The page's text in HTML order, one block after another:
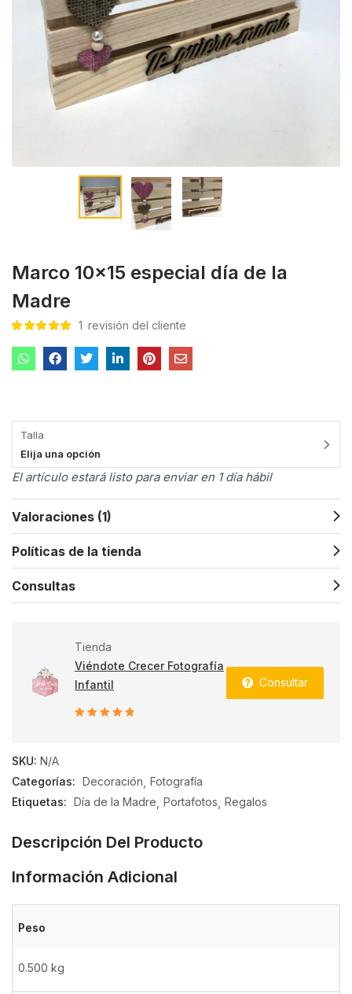
Marco 10×15 especial día de la
Madre
de 5 en
base a
valoración de
1 revisión del cliente
Talla
Elija una opción
El artículo estará listo para enviar en 1 día hábil
Valoraciones (1)
Políticas de la tienda
Consultas
Tienda
Viéndote Crecer Fotografía
Infantil
Consultar
SKU: N/A
Categorías: Decoración Fotografía
Etiquetas: Día de la Madre Portafotos Regalos
Descripción Del Producto
Información Adicional
Peso
0.500 kg